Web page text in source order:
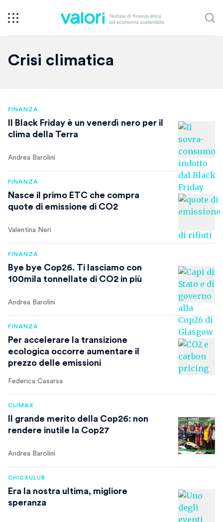
Crisi climatica
FINANZA
Il Black Friday è un venerdì nero per il
clima della Terra
Andrea Barolini
FINANZA
Nasce il primo ETC che compra
quote di emissione di CO2
Valentina Neri
FINANZA
Bye bye Cop26. Ti lasciamo con
100mila tonnellate di CO2 in più
Andrea Barolini
FINANZA
Per accelerare la transizione
ecologica occorre aumentare il
prezzo delle emissioni
Federica Casarsa
CLIMAX
Il grande merito della Cop26: non
rendere inutile la Cop27
Andrea Barolini
CHICXULUB
Era la nostra ultima, migliore
speranza